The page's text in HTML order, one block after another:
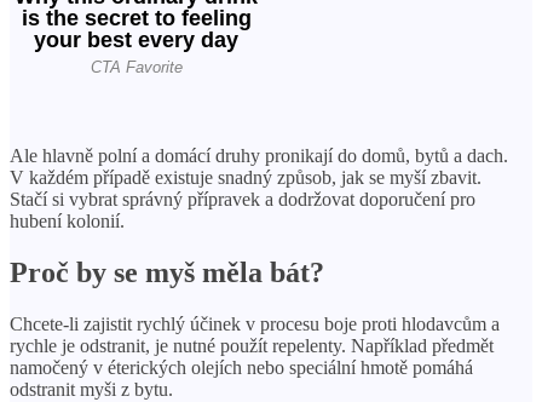
Ale hlavně polní a domácí druhy pronikají do domů, bytů a dach.
V každém případě existuje snadný způsob, jak se myší zbavit.
Stačí si vybrat správný přípravek a dodržovat doporučení pro
hubení kolonií.
Proč by se myš měla bát?
Chcete-li zajistit rychlý účinek v procesu boje proti hlodavcům a
rychle je odstranit, je nutné použít repelenty. Například předmět
namočený v éterických olejích nebo speciální hmotě pomáhá
odstranit myši z bytu.